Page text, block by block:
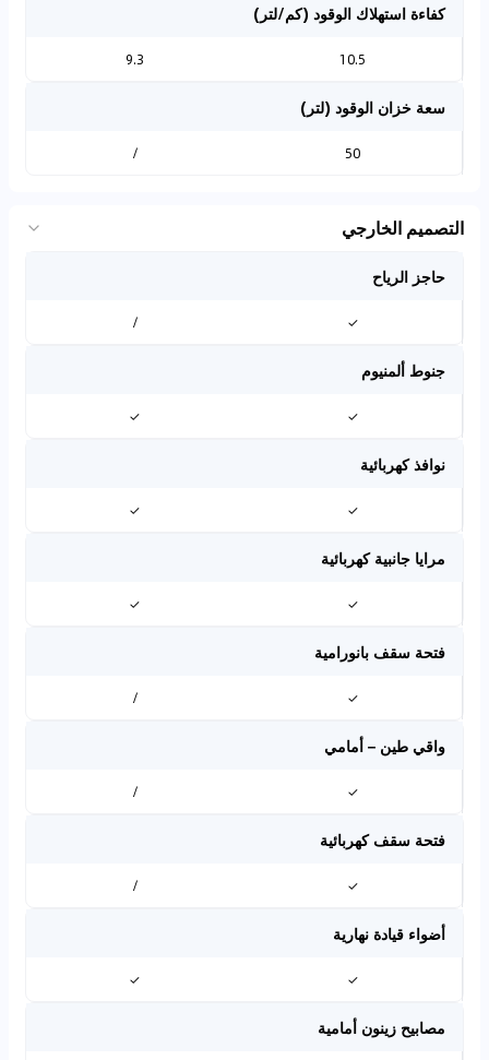
كفاءة استهلاك الوقود (كم/لتر)
10.5
9.3
سعة خزان الوقود (لتر)
50
/
التصميم الخارجي
حاجز الرياح
✓
/
جنوط ألمنيوم
✓
✓
نوافذ كهربائية
✓
✓
مرايا جانبية كهربائية
✓
✓
فتحة سقف بانورامية
✓
/
واقي طين – أمامي
✓
/
فتحة سقف كهربائية
✓
/
أضواء قيادة نهارية
✓
✓
مصابيح زينون أمامية